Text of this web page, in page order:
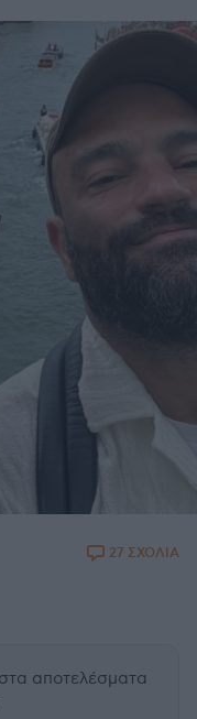
27 ΣΧΟΛΙΑ
στα αποτελέσματα